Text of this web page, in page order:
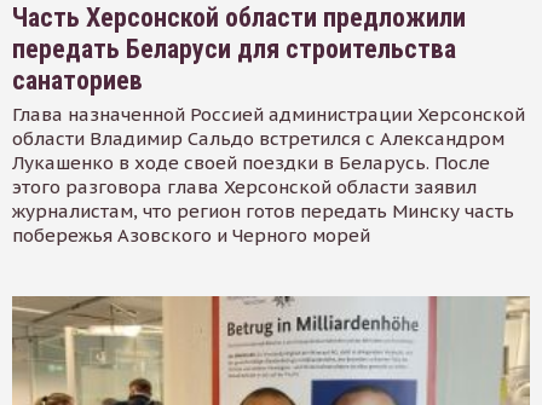
Часть Херсонской области предложили
передать Беларуси для строительства
санаториев
Глава назначенной Россией администрации Херсонской
области Владимир Сальдо встретился с Александром
Лукашенко в ходе своей поездки в Беларусь. После
этого разговора глава Херсонской области заявил
журналистам, что регион готов передать Минску часть
побережья Азовского и Черного морей